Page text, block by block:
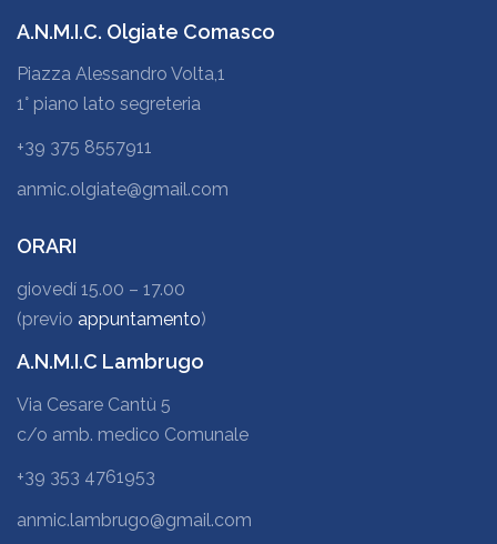
A.N.M.I.C. Olgiate Comasco
Piazza Alessandro Volta,1
1° piano lato segreteria
+39 375 8557911
anmic.olgiate@gmail.com
ORARI
giovedí 15.00 – 17.00
(previo appuntamento)
A.N.M.I.C Lambrugo
Via Cesare Cantù 5
c/o amb. medico Comunale
+39 353 4761953
anmic.lambrugo@gmail.com